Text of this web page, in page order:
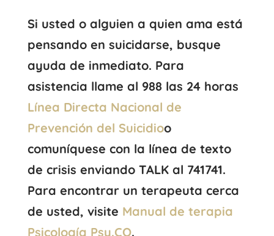
Si usted o alguien a quien ama está
pensando en suicidarse, busque
ayuda de inmediato. Para
asistencia llame al 988 las 24 horas
Línea Directa Nacional de
Prevención del Suicidioo
comuníquese con la línea de texto
de crisis enviando TALK al 741741.
Para encontrar un terapeuta cerca
de usted, visite Manual de terapia
Psicología Psy.CO.